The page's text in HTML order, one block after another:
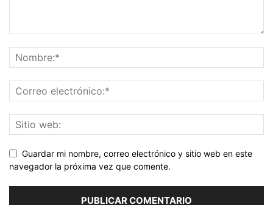
Guardar mi nombre, correo electrónico y sitio web en este
navegador la próxima vez que comente.